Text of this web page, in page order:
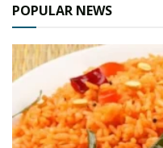
POPULAR NEWS